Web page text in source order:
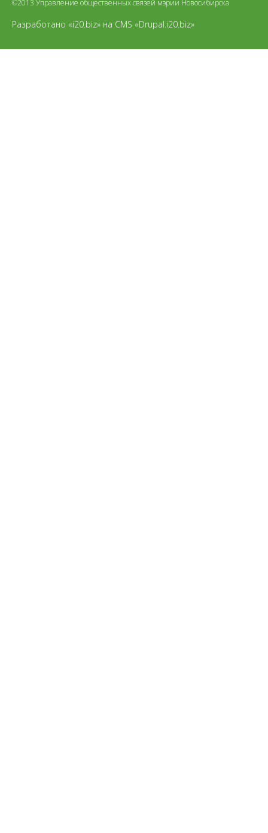
©2013 Управление общественных связей мэрии Новосибирска
Разработано «i20.biz» на CMS «Drupal.i20.biz»